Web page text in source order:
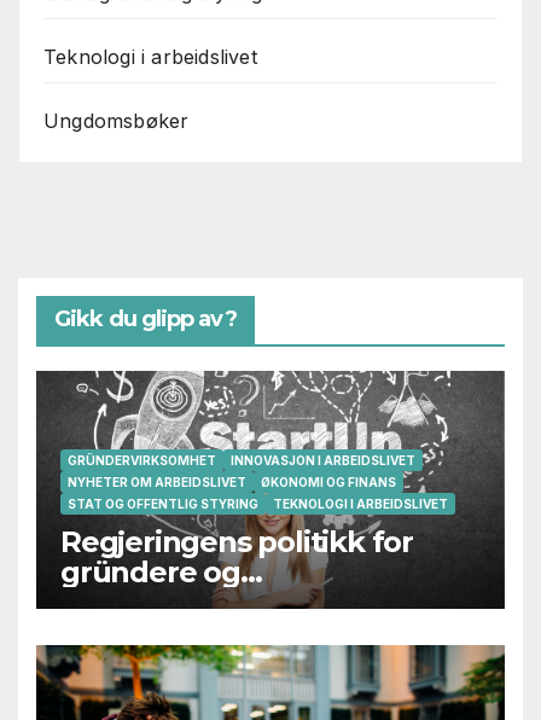
Teknologi i arbeidslivet
Ungdomsbøker
Gikk du glipp av?
GRÜNDERVIRKSOMHET
INNOVASJON I ARBEIDSLIVET
NYHETER OM ARBEIDSLIVET
ØKONOMI OG FINANS
STAT OG OFFENTLIG STYRING
TEKNOLOGI I ARBEIDSLIVET
Regjeringens politikk for
gründere og
oppstartsbedrifter svikter